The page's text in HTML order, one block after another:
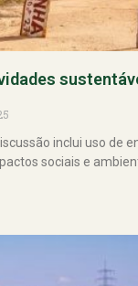
inclui uso de
sociais e